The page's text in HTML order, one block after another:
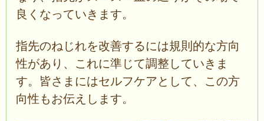
良くなっていきます。
指先のねじれを改善するには規則的な方向
性があり、これに準じて調整していきま
す。皆さまにはセルフケアとして、この方
向性もお伝えします。